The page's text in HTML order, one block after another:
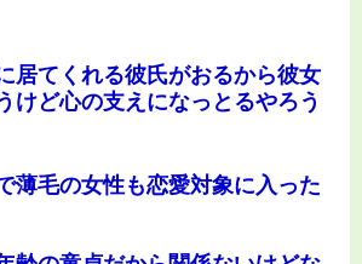
居てくれる彼氏がおるから彼女
けど心の支えになっとるやろう
薄毛の女性も恋愛対象に入った